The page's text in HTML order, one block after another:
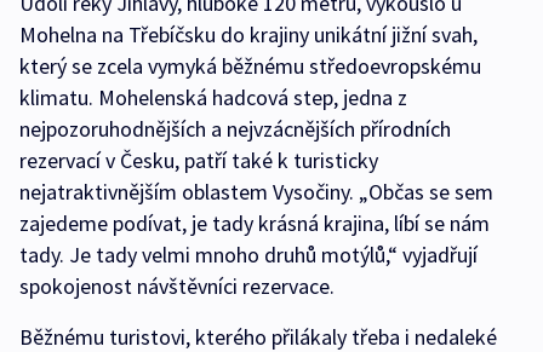
Mohelna na Třebíčsku do krajiny unikátní jižní svah,
který se zcela vymyká běžnému středoevropskému
klimatu. Mohelenská hadcová step, jedna z
nejpozoruhodnějších a nejvzácnějších přírodních
rezervací v Česku, patří také k turisticky
nejatraktivnějším oblastem Vysočiny. „Občas se sem
zajedeme podívat, je tady krásná krajina, líbí se nám
tady. Je tady velmi mnoho druhů motýlů,“ vyjadřují
spokojenost návštěvníci rezervace.
Běžnému turistovi, kterého přilákaly třeba i nedaleké